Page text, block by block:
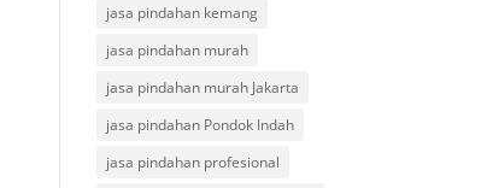
jasa pindahan kemang
jasa pindahan murah
jasa pindahan murah Jakarta
jasa pindahan Pondok Indah
jasa pindahan profesional